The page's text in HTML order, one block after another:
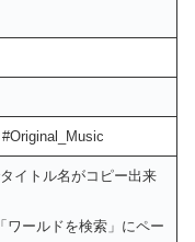
イトル名がコピー出来
ワールドを検索」にペー